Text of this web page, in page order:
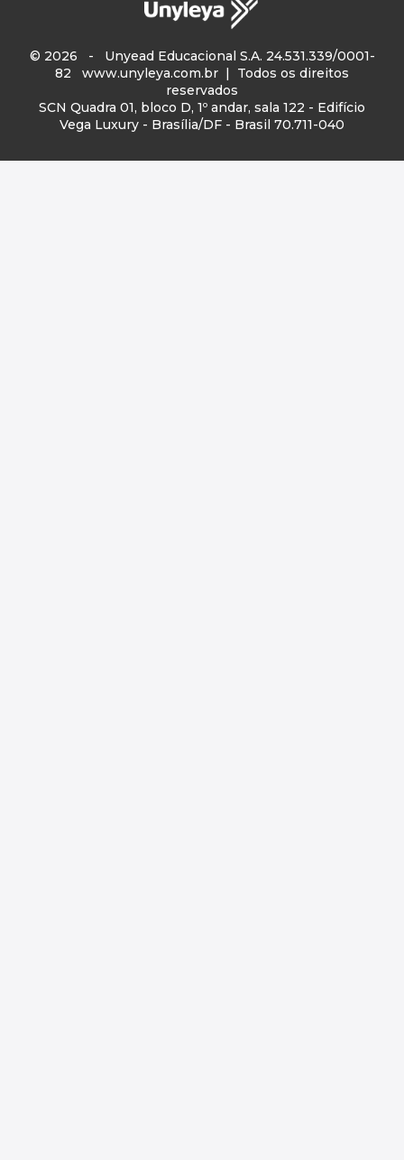
© 2026 - Unyead Educacional S.A. 24.531.339/0001-
82 www.unyleya.com.br | Todos os direitos
reservados
SCN Quadra 01, bloco D, 1º andar, sala 122 - Edifício
Vega Luxury - Brasília/DF - Brasil 70.711-040